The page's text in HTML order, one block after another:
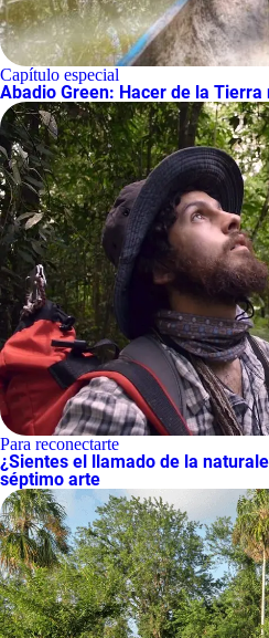
Capítulo especial
Abadio Green: Hacer de la Tierra
Para reconectarte
¿Sientes el llamado de la
séptimo arte